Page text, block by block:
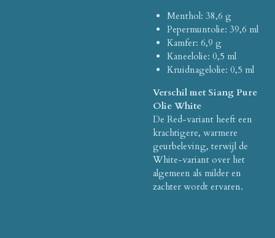
Menthol: 38,6 g
Pepermuntolie: 39,6 ml
Kamfer: 6,9 g
Kaneelolie: 0,5 ml
Kruidnagelolie: 0,5 ml
Verschil met Siang Pure
Olie White
De Red-variant heeft een
krachtigere, warmere
geurbeleving, terwijl de
White-variant over het
algemeen als milder en
zachter wordt ervaren.